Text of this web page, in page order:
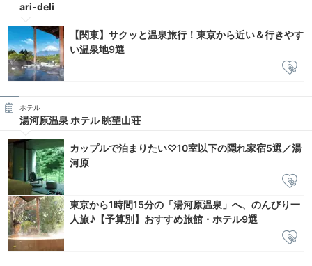
ari-deli
【関東】サクッと温泉旅行！東京から近い＆行きやす
い温泉地9選
ホテル
湯河原温泉 ホテル 眺望山荘
カップルで泊まりたい♡10室以下の隠れ家宿5選／湯
河原
東京から1時間15分の「湯河原温泉」へ、のんびり一
人旅♪【予算別】おすすめ旅館・ホテル9選